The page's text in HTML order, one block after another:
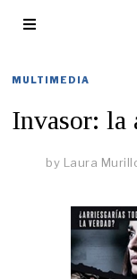
MULTIMEDIA
Invasor: la
by Laura